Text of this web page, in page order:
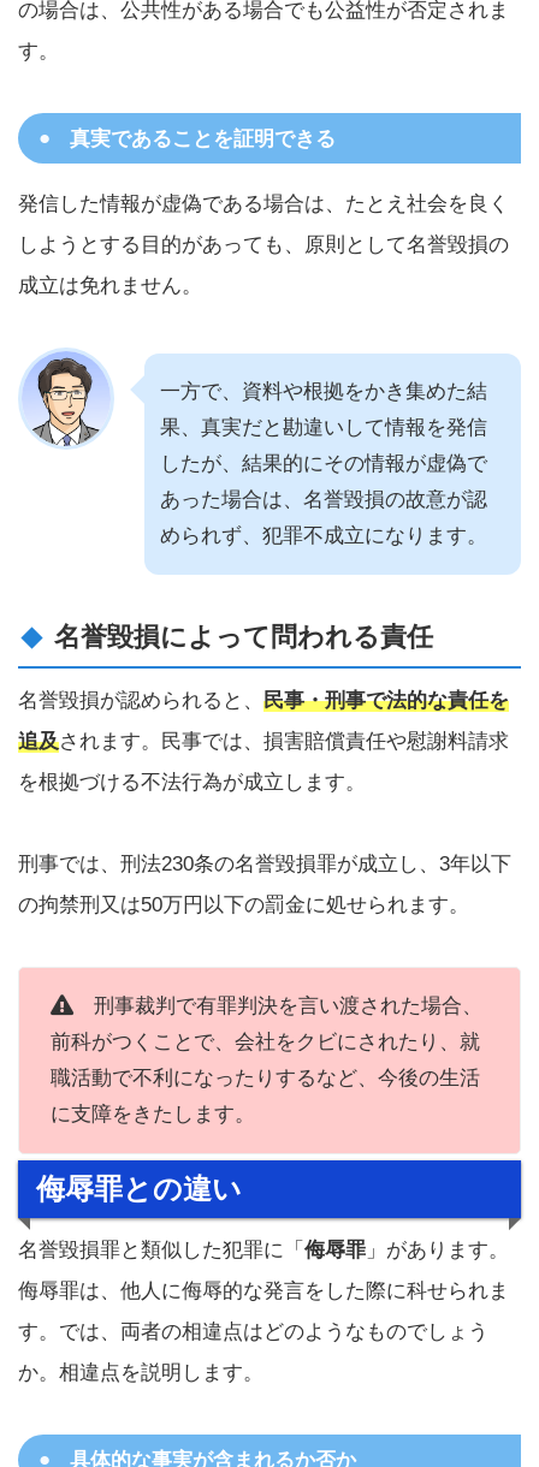
の場合は、公共性がある場合でも公益性が否定されま
す。
真実であることを証明できる
発信した情報が虚偽である場合は、たとえ社会を良く
しようとする目的があっても、原則として名誉毀損の
成立は免れません。
一方で、資料や根拠をかき集めた結
果、真実だと勘違いして情報を発信
したが、結果的にその情報が虚偽で
あった場合は、名誉毀損の故意が認
められず、犯罪不成立になります。
名誉毀損によって問われる責任
名誉毀損が認められると、 民事・刑事で法的な責任を
追及されます。民事では、損害賠償責任や慰謝料請求
を根拠づける不法行為が成立します。
刑事では、刑法230条の名誉毀損罪が成立し、3年以下
の拘禁刑又は50万円以下の罰金に処せられます。
刑事裁判で有罪判決を言い渡された場合、
前科がつくことで、会社をクビにされたり、就
職活動で不利になったりするなど、今後の生活
に支障をきたします。
侮辱罪との違い
名誉毀損罪と類似した犯罪に「 侮辱罪 」があります。
侮辱罪は、他人に侮辱的な発言をした際に科せられま
す。では、両者の相違点はどのようなものでしょう
か。相違点を説明します。
具体的な事実が含まれるか否か